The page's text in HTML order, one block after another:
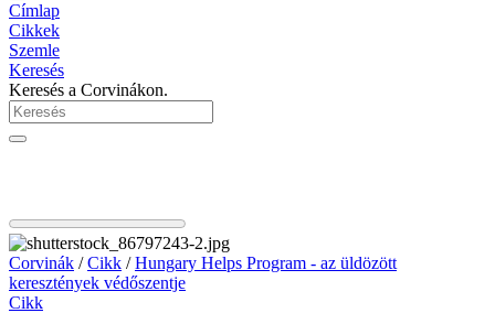
Címlap
Cikkek
Szemle
Keresés
Keresés a Corvinákon.
Corvinák /Cikk /Hungary Helps Program - az üldözött
keresztények védőszentje
Cikk